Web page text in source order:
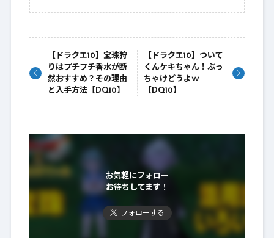
【ドラクエ10】宝珠狩
りはプチプチ香水が断
然おすすめ？その理由
と入手方法【DQ10】
【ドラクエ10】ついて
くんケキちゃん！ぶっ
ちゃけどうよｗ
【DQ10】
お気軽にフォロー
お待ちしてます！
フォローする